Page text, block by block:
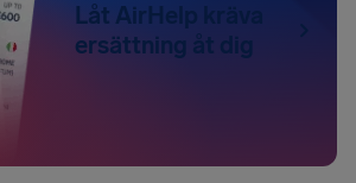
Låt AirHelp kräva
ersättning åt dig